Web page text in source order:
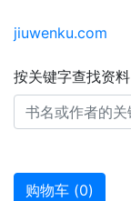
jiuwenku.com
按关键字查找资料
购物车 (0)